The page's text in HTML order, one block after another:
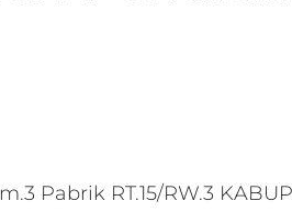
Pabrik RT.15/RW.3